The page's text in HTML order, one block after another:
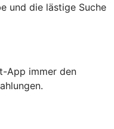
und die lästige Suche
App immer den